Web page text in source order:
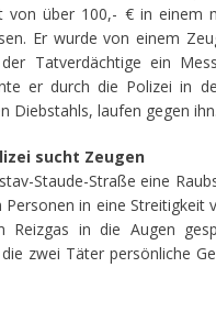
über 100,- € in einem
Er wurde von einem
Tatverdächtige ein
er durch die Polizei in
Diebstahls, laufen gegen ihn.
sucht Zeugen
Staude-Straße eine
in eine Streitigkeit
Reizgas in die Augen
zwei Täter persönliche